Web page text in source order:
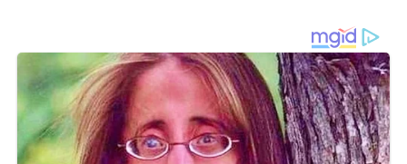
! Diese Zubereitung aus dem
Jahr 1988 ist perfekt für Outdoor-Enthusiasten und
Liebhaber frischer Fischgerichte. Mit nur wenigen Zutaten
und Schritten kannst du eine delikate Forelle zubereiten,
die deine Geschmacksknospen verwöhnen wird. Lass uns
gemeinsam diesen kulinarischen Klassiker entdecken!